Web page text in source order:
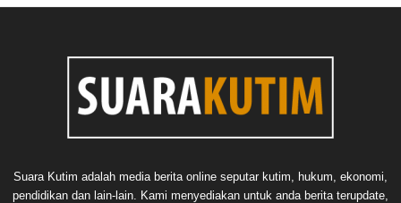
Suara Kutim adalah media berita online seputar kutim, hukum, ekonomi,
pendidikan dan lain-lain. Kami menyediakan untuk anda berita terupdate,